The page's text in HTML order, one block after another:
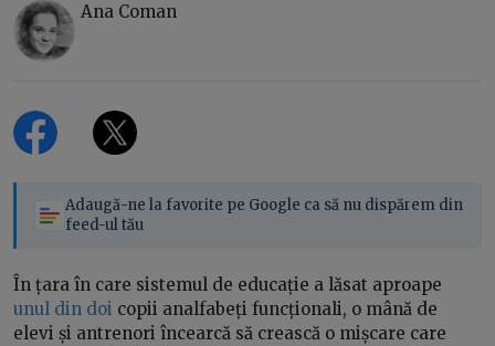
Ana Coman
Adaugă-ne la favorite pe Google ca să nu dispărem din
feed-ul tău
În țara în care sistemul de educație a lăsat aproape
unul din doi copii analfabeți funcționali, o mână de
elevi și antrenori încearcă să crească o mișcare care